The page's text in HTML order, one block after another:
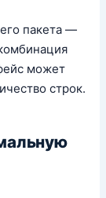
пакета —
может
строк.